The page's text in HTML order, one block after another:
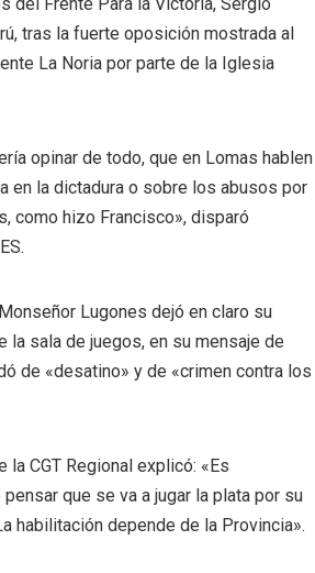
tras la fuerte oposición mostrada al
La Noria por parte de la Iglesia
opinar de todo, que en Lomas hablen
en la dictadura o sobre los abusos por
como hizo Francisco», disparó
Lugones dejó en claro su
la sala de juegos, en su mensaje de
de «desatino» y de «crimen contra los
la CGT Regional explicó: «Es
que se va a jugar la plata por su
habilitación depende de la Provincia».